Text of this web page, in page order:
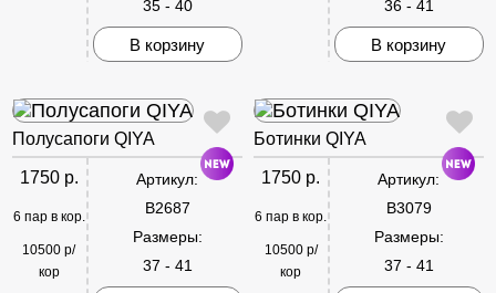
35 - 40
В корзину
36 - 41
В корзину
Полусапоги QIYA
1750 р.
6 пар в кор.
10500 р/
кор
Артикул:
B2687
Размеры:
37 - 41
Ботинки QIYA
1750 р.
6 пар в кор.
10500 р/
кор
Артикул:
B3079
Размеры:
37 - 41